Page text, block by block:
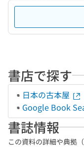
書店で探す
日本の古本屋
Google Book
書誌情報
この資料の詳細や典拠